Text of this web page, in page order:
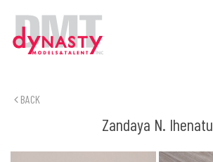
BACK
Zandaya N. Ihenatu